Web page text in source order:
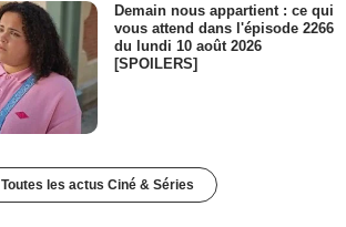
Demain nous appartient : ce qui
vous attend dans l'épisode 2266
du lundi 10 août 2026
[SPOILERS]
Toutes les actus Ciné & Séries